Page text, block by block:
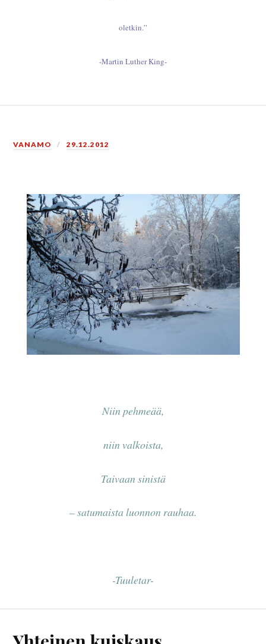
oletkin.”
-Martin Luther King-
VANAMO 29.12.2012
Niin pehmeää,
niin valkoista,
Taivaan sinistä
– satumaista luonnon rauhaa.
-Tuuletar-